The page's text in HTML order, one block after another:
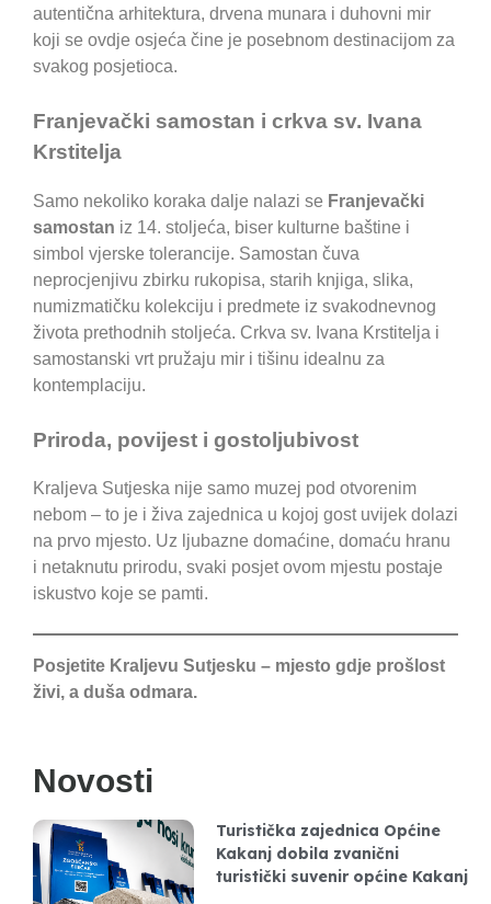
autentična arhitektura, drvena munara i duhovni mir
koji se ovdje osjeća čine je posebnom destinacijom za
svakog posjetioca.
Franjevački samostan i crkva sv. Ivana
Krstitelja
Samo nekoliko koraka dalje nalazi se Franjevački
samostan iz 14. stoljeća, biser kulturne baštine i
simbol vjerske tolerancije. Samostan čuva
neprocjenjivu zbirku rukopisa, starih knjiga, slika,
numizmatičku kolekciju i predmete iz svakodnevnog
života prethodnih stoljeća. Crkva sv. Ivana Krstitelja i
samostanski vrt pružaju mir i tišinu idealnu za
kontemplaciju.
Priroda, povijest i gostoljubivost
Kraljeva Sutjeska nije samo muzej pod otvorenim
nebom – to je i živa zajednica u kojoj gost uvijek dolazi
na prvo mjesto. Uz ljubazne domaćine, domaću hranu
i netaknutu prirodu, svaki posjet ovom mjestu postaje
iskustvo koje se pamti.
Posjetite Kraljevu Sutjesku – mjesto gdje prošlost
živi, a duša odmara.
Novosti
Turistička zajednica Općine
Kakanj dobila zvanični
turistički suvenir općine Kakanj